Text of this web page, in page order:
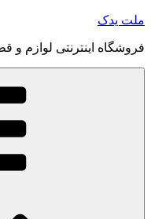
رفتن
محتوا
ملت یدک
فروشگاه اینترنتی لوازم و